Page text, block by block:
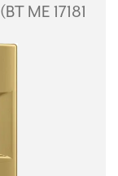
ME 17181